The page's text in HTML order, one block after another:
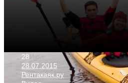
28Июл
28.07.2015
Рентакаяк.ру